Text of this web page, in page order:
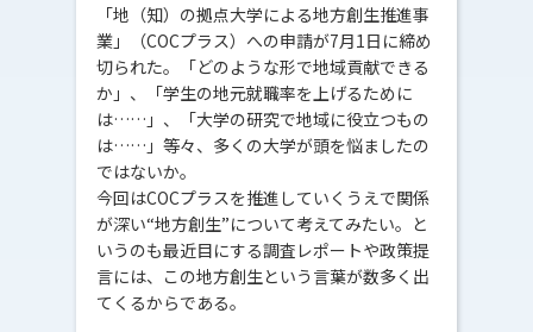
「地（知）の拠点大学による地方創生推進事
業」（COCプラス）への申請が7月1日に締め
切られた。「どのような形で地域貢献できる
か」、「学生の地元就職率を上げるために
は……」、「大学の研究で地域に役立つもの
は……」等々、多くの大学が頭を悩ましたの
ではないか。
今回はCOCプラスを推進していくうえで関係
が深い“地方創生”について考えてみたい。と
いうのも最近目にする調査レポートや政策提
言には、この地方創生という言葉が数多く出
てくるからである。